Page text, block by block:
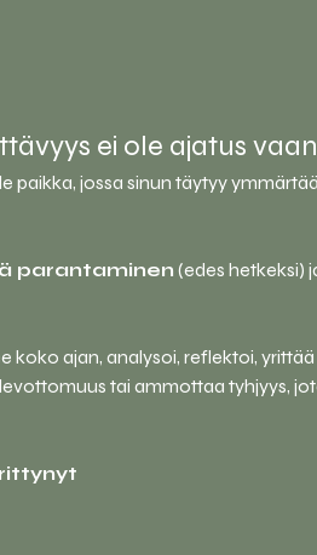
ei ole ajatus
paikka, jossa sinun täytyy
parantaminen (edes hetkeksi)
koko ajan, analysoi, reflektoi,
tai ammottaa tyhjyys,